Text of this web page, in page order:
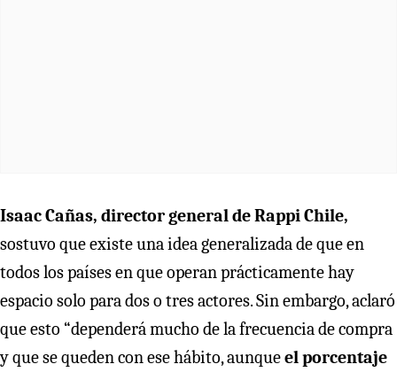
Isaac Cañas, director general de Rappi Chile,
sostuvo que existe una idea generalizada de que en
todos los países en que operan prácticamente hay
espacio solo para dos o tres actores. Sin embargo, aclaró
que esto “dependerá mucho de la frecuencia de compra
y que se queden con ese hábito, aunqueel porcentaje